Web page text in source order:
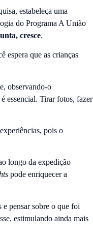
estabeleça uma
do Programa A União
cresce.
espera que as crianças
observando-o
essencial. Tirar fotos, fazer
pois o
longo da expedição
pode enriquecer a
pensar sobre o que foi
estimulando ainda mais